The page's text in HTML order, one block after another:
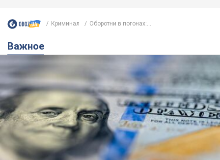
Криминал Оборотни в погонах:...
Важное